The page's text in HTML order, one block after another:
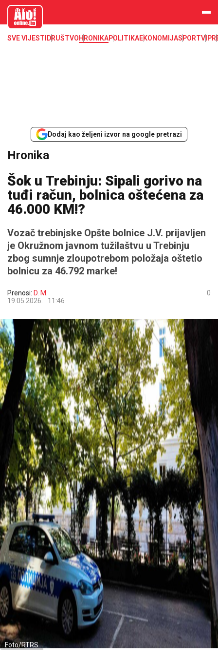
aloonline.b
SVE VIJESTI DRUŠTVOHRONIKAPOLITIKAEKONOMIJASPORTVIP
Dodaj kao željeni izvor na google pretrazi
Hronika
Šok u Trebinju: Sipali gorivo na
tuđi račun, bolnica oštećena za
46.000 KM!?
Vozač trebinjske Opšte bolnice J.V. prijavljen
je Okružnom javnom tužilaštvu u Trebinju
zbog sumnje zloupotrebom položaja oštetio
bolnicu za 46.792 marke!
Prenosi: D. M.
19.05.2026.
11:46
0
Foto/RTRS